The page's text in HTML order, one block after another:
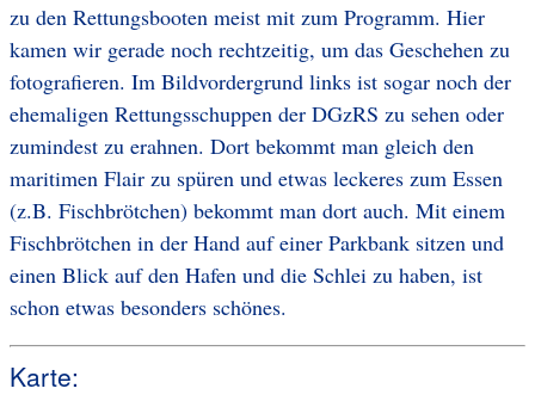
zu den Rettungsbooten meist mit zum Programm. Hier
kamen wir gerade noch rechtzeitig, um das Geschehen zu
fotografieren. Im Bildvordergrund links ist sogar noch der
ehemaligen Rettungsschuppen der DGzRS zu sehen oder
zumindest zu erahnen. Dort bekommt man gleich den
maritimen Flair zu spüren und etwas leckeres zum Essen
(z.B. Fischbrötchen) bekommt man dort auch. Mit einem
Fischbrötchen in der Hand auf einer Parkbank sitzen und
einen Blick auf den Hafen und die Schlei zu haben, ist
schon etwas besonders schönes.
Karte: